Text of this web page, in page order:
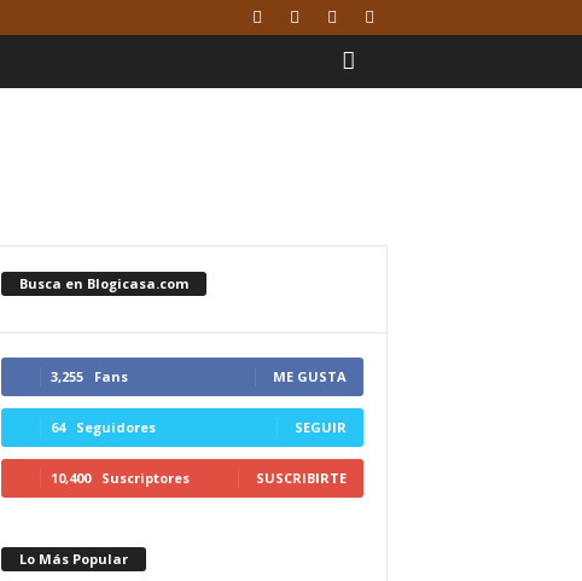
Busca en Blogicasa.com
3,255 Fans ME GUSTA
64 Seguidores SEGUIR
10,400 Suscriptores SUSCRIBIRTE
Lo Más Popular